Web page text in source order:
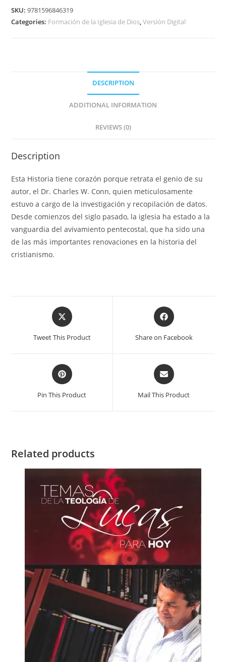
SKU:9781596846319
Categories: Formación de la Iglesia de Dios,Versión Digital
DESCRIPTION
ADDITIONAL INFORMATION
REVIEWS (0)
Description
Esta Historia tiene corazón porque retrata el genio de su
autor, el Dr. Charles W. Conn, quien meticulosamente
estuvo a cargo de la investigación y recopilación de datos.
Desde comienzos del siglo pasado, la iglesia ha estado a la
vanguardia del avivamiento pentecostal, que ha sido una
de las más importantes renovaciones en la historia del
cristianismo.
Tweet This Product Share on Facebook
Pin This Product Mail This Product
Related products